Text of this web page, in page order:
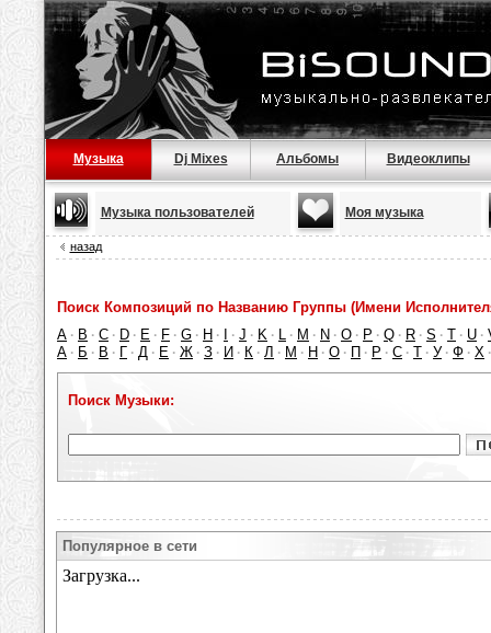
Музыка Dj Mixes Альбомы Видеоклипы
Музыка пользователей Моя музыка
назад
Поиск Композиций по Названию Группы (Имени
A · B · C · D · E · F · G · H · · J · K · L · M · N · O · P · Q · R · S · T · U ·
А · Б · В · Г · Д · Е · Ж · З · И · К · Л · М · Н · О · П · Р · С · Т · У · Ф · Х
Поиск Музыки:
Популярное в сети